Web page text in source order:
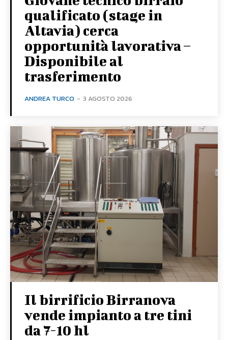
qualificato (stage in
Altavia) cerca
opportunità lavorativa –
Disponibile al
trasferimento
ANDREA TURCO - 3 AGOSTO 2026
Il birrificio Birranova
vende impianto a tre tini
da 7-10 hl